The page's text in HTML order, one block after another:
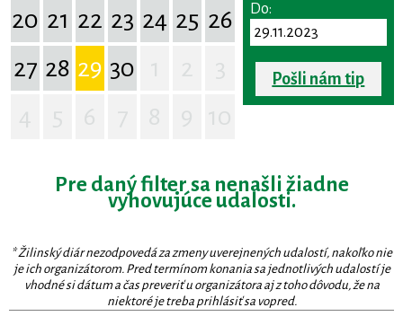
20 21 22 23 24 25 26
27 28 29 30
Do:
Pošli nám tip
Pre daný filter sa nenašli žiadne
vyhovujúce udalosti.
* Žilinský diár nezodpovedá za zmeny uverejnených udalostí, nakoľko nie
je ich organizátorom. Pred termínom konania sa jednotlivých udalostí je
vhodné si dátum a čas preveriť u organizátora aj z toho dôvodu, že na
niektoré je treba prihlásiť sa vopred.